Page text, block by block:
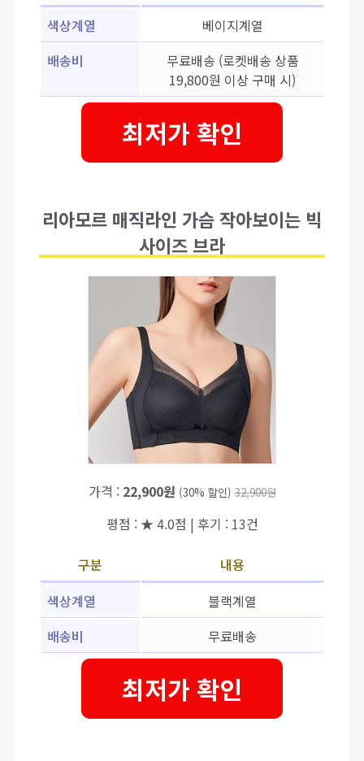
색상계열
베이지계열
배송비
무료배송 (로켓배송 상품
19,800원 이상 구매 시)
최저가 확인
리아모르 매직라인 가슴 작아보이는 빅
사이즈 브라
가격 : 22,900원 (30% 할인) 32,900원
평점 : ★ 4.0점 | 후기 : 13건
구분
내용
색상계열
블랙계열
배송비
무료배송
최저가 확인